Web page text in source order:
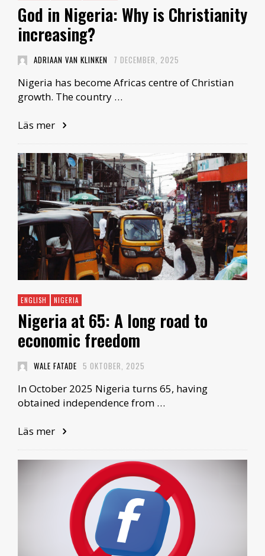
God in Nigeria: Why is Christianity
increasing?
ADRIAAN VAN KLINKEN 7 DECEMBER, 2025
Nigeria has become Africas centre of Christian
growth. The country …
Läs mer
ENGLISH NIGERIA
Nigeria at 65: A long road to
economic freedom
WALE FATADE 5 OKTOBER, 2025
In October 2025 Nigeria turns 65, having
obtained independence from …
Läs mer